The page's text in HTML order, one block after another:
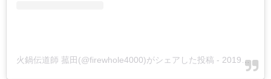
火鍋伝道師 菰田(@firewhole4000)がシェアした投稿 - 2019年 6月月20日午前6時29分PDT